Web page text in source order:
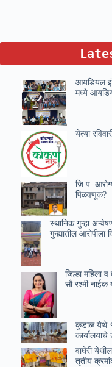
आयडियल
मध्ये
येत्या
जि.प.
पिळवणूक?
स्थानिक गुन्हा
गुन्ह्यातील आरोपीला
जिल्हा महिला
सौ रश्मी नाईक
कुडाळ येथे
वाघेरी
तृतीय